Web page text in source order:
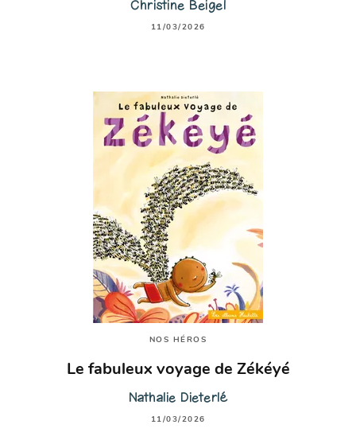
Christine Beigel
11/03/2026
NOS HÉROS
Le fabuleux voyage de Zékéyé
Nathalie Dieterlé
11/03/2026